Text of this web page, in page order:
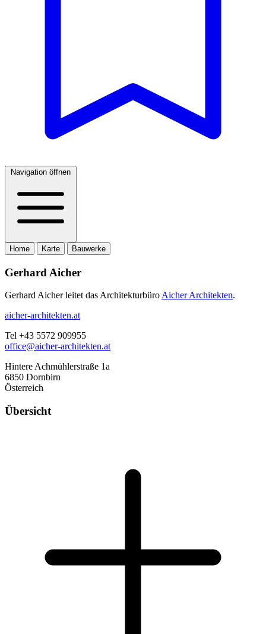
Navigation öffnen
Home Karte Bauwerke
Gerhard Aicher
Gerhard Aicher leitet das ArchitekturbüroAicher Architekten.
aicher-architekten.at
Tel +43 5572 909955
office@aicher-architekten.at
Hintere Achmühlerstraße 1a
6850 Dornbirn
Österreich
Übersicht